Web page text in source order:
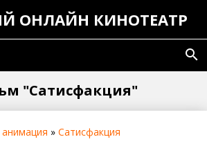
ОНЛАЙН КИНОТЕАТР
search
"Сатисфакция"
» Сатисфакция